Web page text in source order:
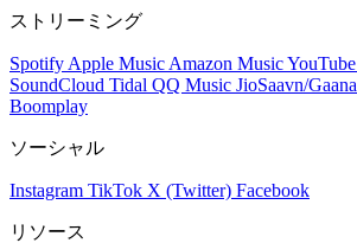
ストリーミング
Spotify Apple Music Amazon MusicYouTube
SoundCloud Tidal QQ Music JioSaavn/Gaana
Boomplay
ソーシャル
Instagram TikTok X (Twitter) Facebook
リソース